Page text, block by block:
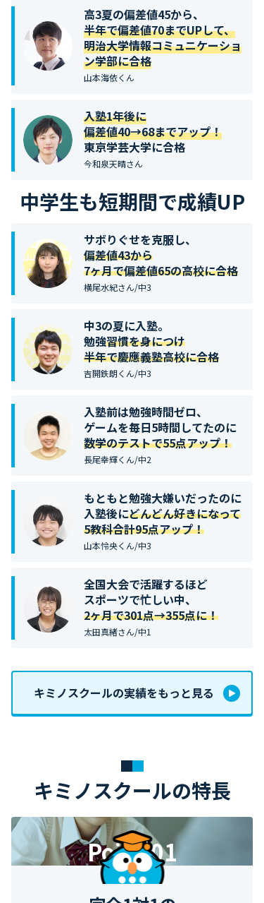
高3夏の偏差値45から、
半年で偏差値70までUPして、
明治大学情報コミュニケーショ
ン学部に合格
山本海依くん
入塾1年後に
偏差値40→68までアップ！
東京学芸大学に合格
今和泉天晴さん
中学生も短期間で成績UP
サボりぐせを克服し、
偏差値43から
7ヶ月で偏差値65の高校に合格
横尾水紀さん/中3
中3の夏に入塾。
勉強習慣を身につけ
半年で慶應義塾高校に合格
吉開鉄朗くん/中3
入塾前は勉強時間ゼロ、
ゲームを毎日5時間してたのに
数学のテストで55点アップ！
長尾幸輝くん/中2
もともと勉強大嫌いだったのに
入塾後にどんどん好きになって
5教科合計95点アップ！
山本怜央くん/中3
全国大会で活躍するほど
スポーツで忙しい中、
2ヶ月で301点→355点に！
太田真緒さん/中1
キミノスクールの実績をもっと見る
キミノスクールの特長
Point 01